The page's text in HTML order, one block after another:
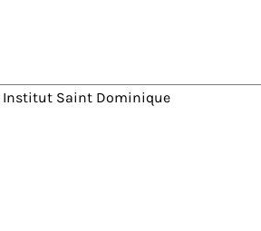
Institut Saint Dominique